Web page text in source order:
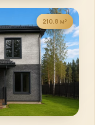
210.8 м²